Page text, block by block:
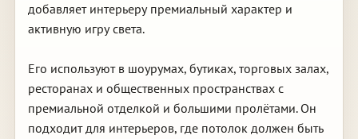
добавляет интерьеру премиальный характер и
активную игру света.
Его используют в шоурумах, бутиках, торговых залах,
ресторанах и общественных пространствах с
премиальной отделкой и большими пролётами. Он
подходит для интерьеров, где потолок должен быть